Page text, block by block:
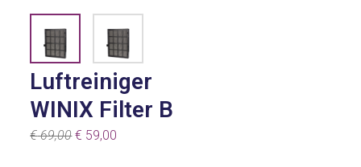
Luftreiniger
WINIX Filter B
€69,00Ursprünglicher
€ 59,00